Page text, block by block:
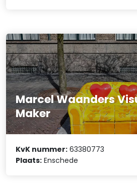
Marcel Waanders
Maker
KvK nummer: 63380773
Plaats: Enschede